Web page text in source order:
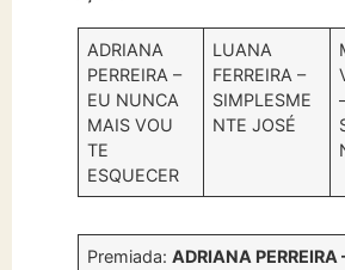
ADRIANA
PERREIRA –
EU NUNCA
MAIS VOU
TE
ESQUECER
LUANA
FERREIRA –
SIMPLESME
NTE JOSÉ
Premiada:ADRIANA PERREIRA